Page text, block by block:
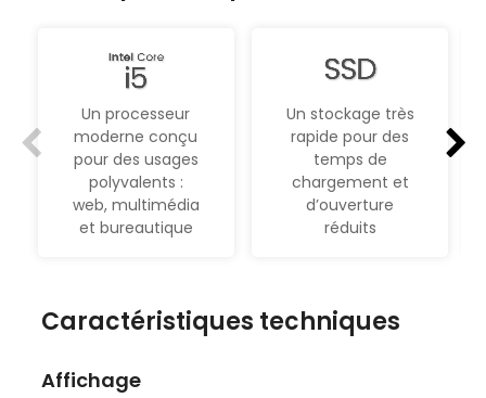
Un processeur
moderne conçu
pour des usages
polyvalents :
web, multimédia
et bureautique
Un stockage très
rapide pour des
temps de
chargement et
d’ouverture
réduits
Caractéristiques techniques
Affichage